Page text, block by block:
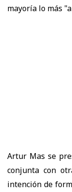
mayoría lo más
Artur Mas se
conjunta con
intención de